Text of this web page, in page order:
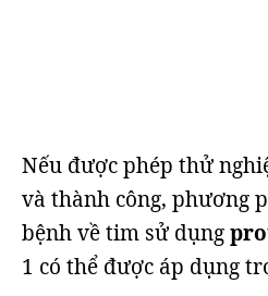
Nếu được phép thử
và thành công, phương
bệnh về tim sử dụng
1 có thể được áp dụng